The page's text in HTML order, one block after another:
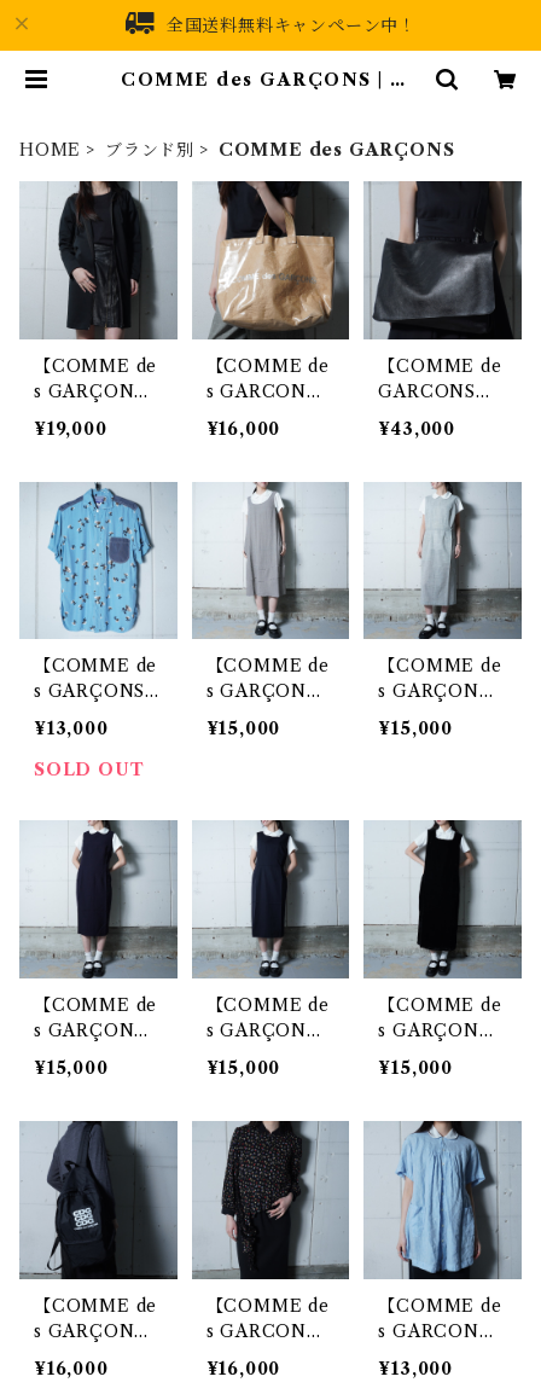
全国送料無料キャンペーン中！
COMME des GARÇONS | MI
HOME ブランド別 COMME des GARÇONS
【COMME de
s GARÇON
S】コムデギャ
ルソンブラック
ングパーカー b
lack
¥19,000
【COMME de
s GARCON
S】コムデギャ
ルソン ロゴ入
トートバッグ
brown
¥16,000
【COMME de
GARCONS】
コムデギャルソ
ン レザーショ
¥43,000
【COMME de
s GARÇONS J
UNYA WATA
NABE】ジュン
ヤワタナベコム
7SS 花柄半袖
ボタンシャツ b
¥13,000
SOLD OUT
【COMME de
s GARÇON
S】コムデギャ
ルソン 95年製
ンピース blac
k＆white
¥15,000
【COMME de
s GARÇON
S】コムデギャ
ルソン 98年製
ールワンピース
gray
¥15,000
【COMME de
s GARÇON
S】コムデギャ
ルソン 99年製
四角柄ノースリ
ーブウールワン
ピース dark na
¥15,000
【COMME de
s GARÇON
S】コムデギャ
ルソン 00年製
ウール100％ノ
ースリーブワン
ピース dark na
vy
¥15,000
【COMME de
s GARÇON
S】コムデギャ
ルソン "極美品”
長レーヨンワン
ピース black
¥15,000
【COMME de
s GARÇON
S】コムデギャ
ルソン CDG エ
¥16,000
【COMME de
s GARCON
S】コムデギャ
ルソン 07年製
¥16,000
【COMME de
s GARCON
S】コムデギャ
ルソン ラウン
¥13,000